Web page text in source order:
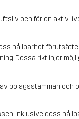
och för en aktiv
hållbarhet,
Dessa riktlinjer
bolagsstämman och
inklusive dess